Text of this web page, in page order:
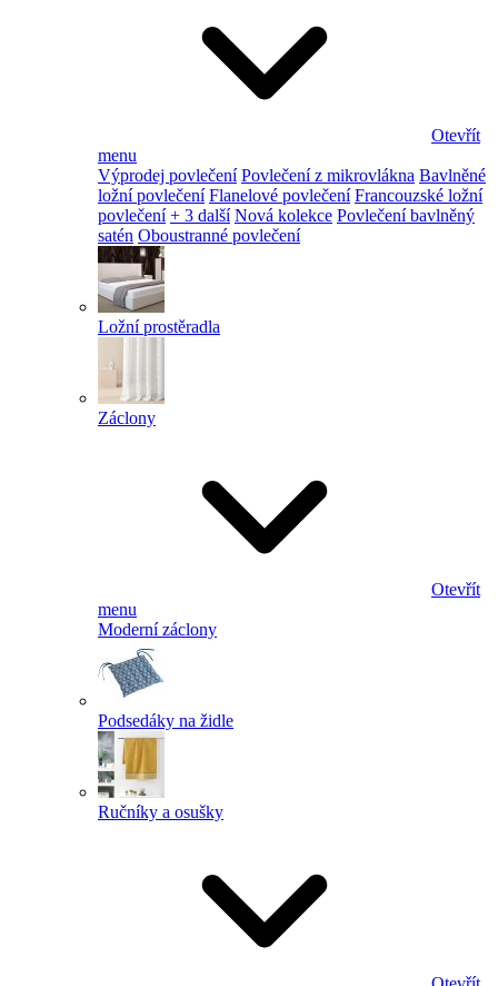
Otevřít
menu
Výprodej povlečení Povlečení z mikrovlákna Bavlněné
ložní povlečení Flanelové povlečení Francouzské ložní
povlečení + 3 další Nová kolekce Povlečení bavlněný
satén Oboustranné povlečení
Ložní prostěradla
Záclony
Otevřít
menu
Moderní záclony
Podsedáky na židle
Ručníky a osušky